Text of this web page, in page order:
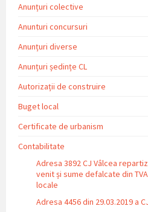
Anunțuri colective
Anunturi concursuri
Anunțuri diverse
Anunțuri ședințe CL
Autorizații de construire
Buget local
Certificate de urbanism
Contabilitate
Adresa 3892 CJ Vâlcea
venit și sume defalcate din
locale
Adresa 4456 din 29.03.2019 a